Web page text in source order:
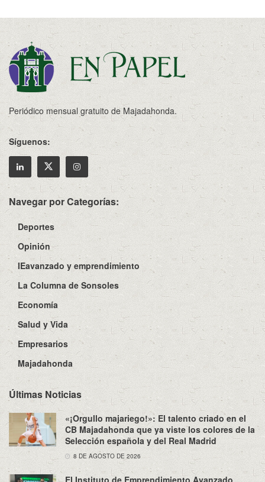
Periódico mensual gratuito de Majadahonda.
Síguenos:
Navegar por Categorías:
Deportes
Opinión
IEavanzado y emprendimiento
La Columna de Sonsoles
Economía
Salud y Vida
Empresarios
Majadahonda
Últimas Noticias
«¡Orgullo majariego!»: El talento criado en el
CB Majadahonda que ya viste los colores de la
Selección española y del Real Madrid
8 DE AGOSTO DE 2026
El Instituto de Emprendimiento Avanzado